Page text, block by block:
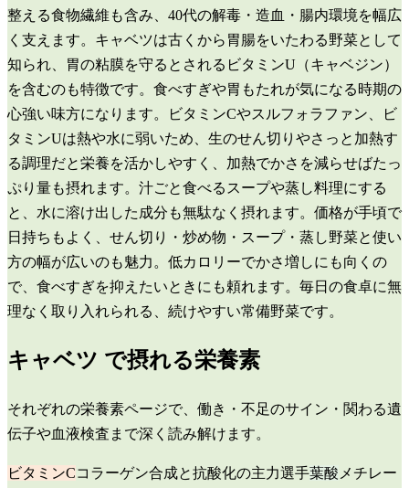
整える食物繊維も含み、40代の解毒・造血・腸内環境を幅広
く支えます。キャベツは古くから胃腸をいたわる野菜として
知られ、胃の粘膜を守るとされるビタミンU（キャベジン）
を含むのも特徴です。食べすぎや胃もたれが気になる時期の
心強い味方になります。ビタミンCやスルフォラファン、ビ
タミンUは熱や水に弱いため、生のせん切りやさっと加熱す
る調理だと栄養を活かしやすく、加熱でかさを減らせばたっ
ぷり量も摂れます。汁ごと食べるスープや蒸し料理にする
と、水に溶け出した成分も無駄なく摂れます。価格が手頃で
日持ちもよく、せん切り・炒め物・スープ・蒸し野菜と使い
方の幅が広いのも魅力。低カロリーでかさ増しにも向くの
で、食べすぎを抑えたいときにも頼れます。毎日の食卓に無
理なく取り入れられる、続けやすい常備野菜です。
キャベツ で摂れる栄養素
それぞれの栄養素ページで、働き・不足のサイン・関わる遺
伝子や血液検査まで深く読み解けます。
ビタミンCコラーゲン合成と抗酸化の主力選手葉酸 メチレー